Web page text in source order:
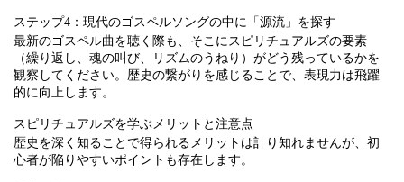
ステップ4：現代のゴスペルソングの中に「源流」を探す
最新のゴスペル曲を聴く際も、そこにスピリチュアルズの要素
（繰り返し、魂の叫び、リズムのうねり）がどう残っているかを
観察してください。歴史の繋がりを感じることで、表現力は飛躍
的に向上します。
スピリチュアルズを学ぶメリットと注意点
歴史を深く知ることで得られるメリットは計り知れませんが、初
心者が陥りやすいポイントも存在します。